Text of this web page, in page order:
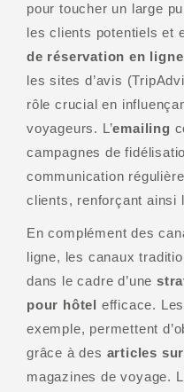
pour toucher un large
les clients potentiels et
de réservation en ligne
les sites d’avis
rôle crucial en
voyageurs. L’emailing
campagnes de
communication
clients, renforçant ainsi
En complément des
ligne, les canaux
dans le cadre d’une
pour hôtel efficace.
exemple, permettent
grâce à des articles
magazines de voyage.